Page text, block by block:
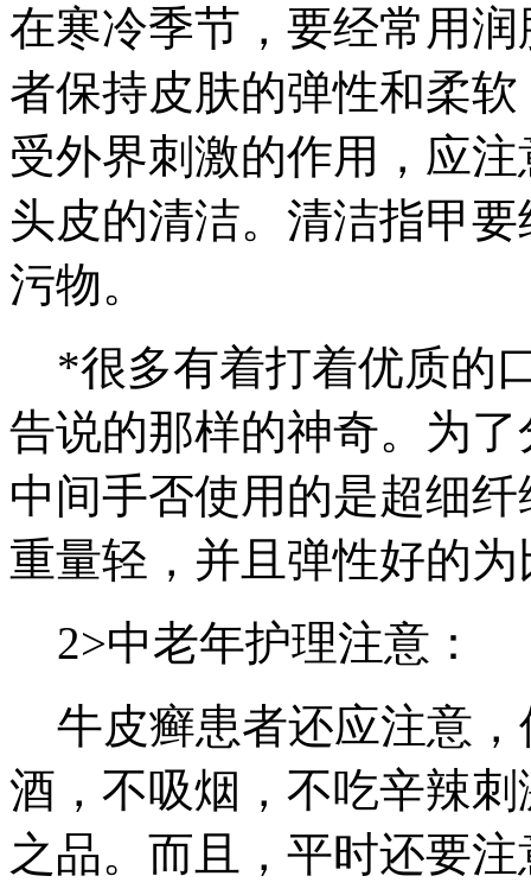
在寒冷季节，要经常用
者保持皮肤的弹性和柔
受外界刺激的作用，应
头皮的清洁。清洁指甲
污物。
*很多有着打着优质的
告说的那样的神奇。为
中间手否使用的是超细
重量轻，并且弹性好的
2>中老年护理注意：
牛皮癣患者还应注意，
酒，不吸烟，不吃辛辣
之品。而且，平时还要